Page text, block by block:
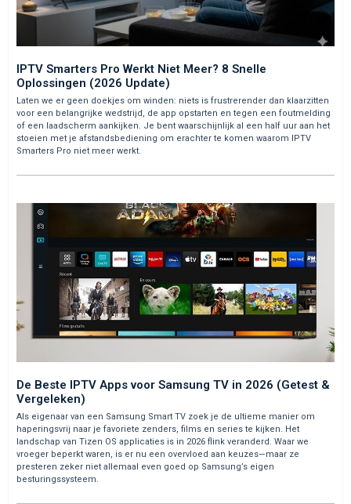
IPTV Smarters Pro Werkt Niet Meer? 8 Snelle
Oplossingen (2026 Update)
Laten we er geen doekjes om winden: niets is frustrerender dan klaarzitten
voor een belangrijke wedstrijd, de app opstarten en tegen een foutmelding
of een laadscherm aankijken. Je bent waarschijnlijk al een half uur aan het
stoeien met je afstandsbediening om erachter te komen waarom IPTV
Smarters Pro niet meer werkt.
De Beste IPTV Apps voor Samsung TV in 2026 (Getest &
Vergeleken)
Als eigenaar van een Samsung Smart TV zoek je de ultieme manier om
haperingsvrij naar je favoriete zenders, films en series te kijken. Het
landschap van Tizen OS applicaties is in 2026 flink veranderd. Waar we
vroeger beperkt waren, is er nu een overvloed aan keuzes—maar ze
presteren zeker niet allemaal even goed op Samsung’s eigen
besturingssysteem.